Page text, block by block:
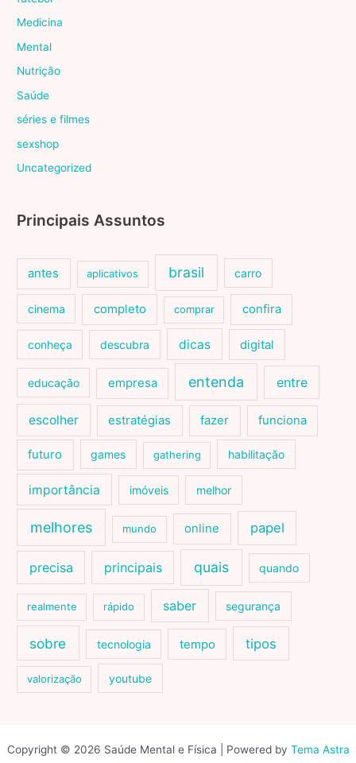
Medicina
Mental
Nutrição
Saúde
séries e filmes
sexshop
Uncategorized
Principais Assuntos
antes aplicativos brasil carro
cinema completo comprar confira
conheça descubra dicas digital
educação empresa entenda entre
escolher estratégias fazer funciona
futuro games gathering habilitação
importância imóveis melhor
melhores mundo online papel
precisa principais quais quando
realmente rápido saber segurança
sobre tecnologia tempo tipos
valorização youtube
Copyright © 2026 Saúde Mental e Física | Powered by Tema Astra